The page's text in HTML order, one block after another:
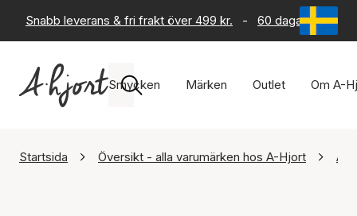
Snabb leverans & fri frakt över 499 kr. - 60 dagars
Smycken Märken Outlet Om A-
Startsida Översikt - alla varumärken hos A-Hjort